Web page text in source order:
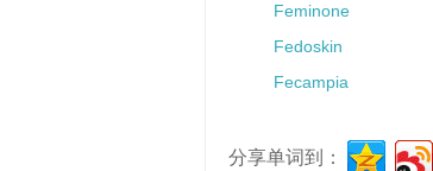
Feminone
Fedoskin
Fecampia
分享单词到：